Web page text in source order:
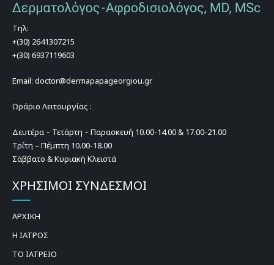
Τηλ:
+(30) 2641307215
+(30) 6937119603
Email: doctor@dermapapageorgiou.gr
Ωράριο Λειτουργίας :
Δευτέρα – Τετάρτη – Παρασκευή 10.00-14.00 & 17.00-21.00
Τρίτη – Πέμπτη 10.00-18.00
Σάββατο & Κυριακή Κλειστά
ΧΡΗΣΙΜΟΙ ΣΥΝΔΕΣΜΟΙ
ΑΡΧΙΚΗ
Η ΙΑΤΡΟΣ
ΤΟ ΙΑΤΡΕΙΟ